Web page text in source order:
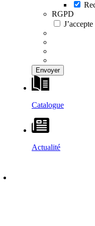
RGPD
J’accepte
Catalogue
Actualité